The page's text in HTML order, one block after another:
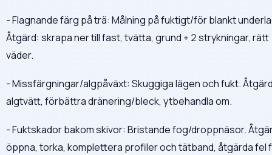
- Flagnande färg på trä: Målning på fuktigt/för blankt
Åtgärd: skrapa ner till fast, tvätta, grund + 2 strykningar, rätt
väder.
- Missfärgningar/algpåväxt: Skuggiga lägen och fukt.
algtvätt, förbättra dränering/bleck, ytbehandla om.
- Fuktskador bakom skivor: Bristande fog/droppnäsor.
öppna, torka, komplettera profiler och tätband, åtgärda fel